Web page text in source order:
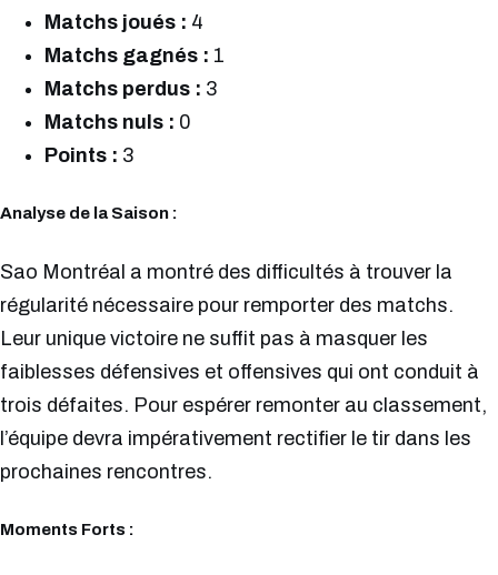
Matchs joués : 4
Matchs gagnés : 1
Matchs perdus : 3
Matchs nuls : 0
Points : 3
Analyse de la Saison :
Sao Montréal a montré des difficultés à trouver la
régularité nécessaire pour remporter des matchs.
Leur unique victoire ne suffit pas à masquer les
faiblesses défensives et offensives qui ont conduit à
trois défaites. Pour espérer remonter au classement,
l’équipe devra impérativement rectifier le tir dans les
prochaines rencontres.
Moments Forts :